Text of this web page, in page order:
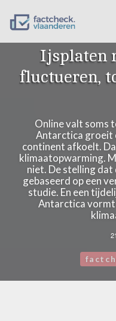
Ijsplaten
fluctueren,
Online valt soms
Antarctica groeit
continent afkoelt.
klimaatopwarming.
niet. De stelling dat
gebaseerd op een
studie. En een
Antarctica vormt